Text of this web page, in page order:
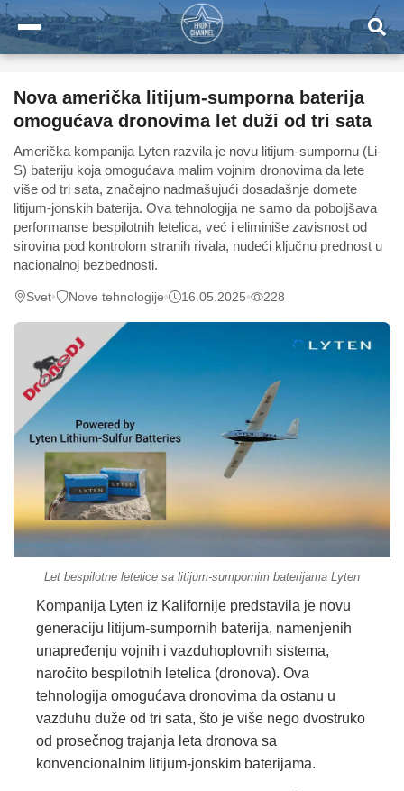
Nova američka litijum-sumporna baterija
omogućava dronovima let duži od tri sata
Američka kompanija Lyten razvila je novu litijum-sumpornu (Li-
S) bateriju koja omogućava malim vojnim dronovima da lete
više od tri sata, značajno nadmašujući dosadašnje domete
litijum-jonskih baterija. Ova tehnologija ne samo da poboljšava
performanse bespilotnih letelica, već i eliminiše zavisnost od
sirovina pod kontrolom stranih rivala, nudeći ključnu prednost u
nacionalnoj bezbednosti.
Svet• Nove tehnologije• 16.05.2025• 228
0
Let bespilotne letelice sa litijum-sumpornim baterijama Lyten
Kompanija Lyten iz Kalifornije predstavila je novu
generaciju litijum-sumpornih baterija, namenjenih
unapređenju vojnih i vazduhoplovnih sistema,
naročito bespilotnih letelica (dronova). Ova
tehnologija omogućava dronovima da ostanu u
vazduhu duže od tri sata, što je više nego dvostruko
od prosečnog trajanja leta dronova sa
konvencionalnim litijum-jonskim baterijama.